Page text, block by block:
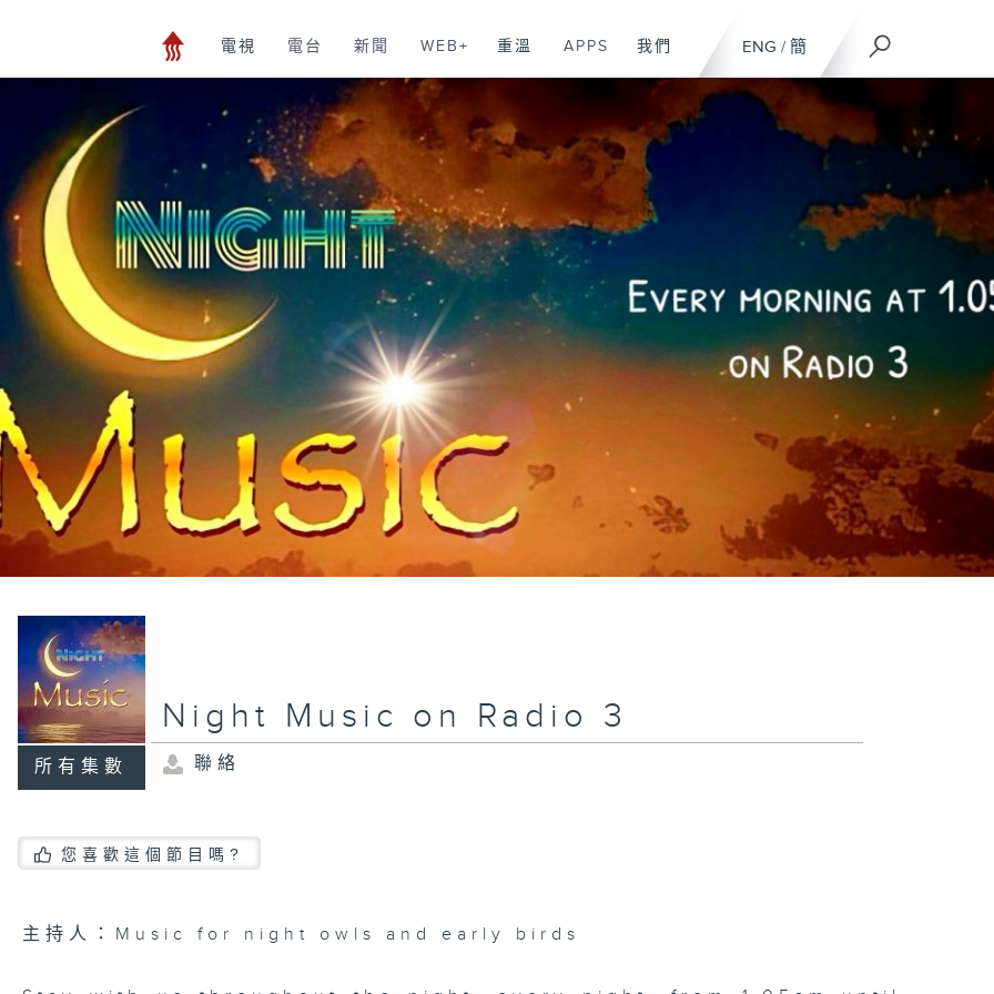
ENG / 簡
電視 電台 新聞 WEB+ 重溫 APPS 我們
所有集數
Night Music on Radio 3
聯絡
您喜歡這個節目嗎?
主持人：Music for night owls and early birds